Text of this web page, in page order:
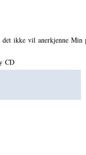
ikke vil anerkjenne Min
CD